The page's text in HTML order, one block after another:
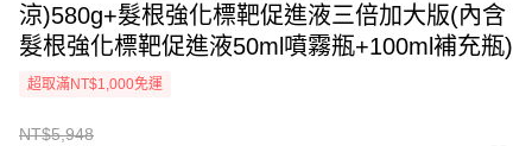
涼)580g+髮根強化標靶促進液三倍加大版(內含
髮根強化標靶促進液50ml噴霧瓶+100ml補充瓶)
超取滿NT$1,000免運
NT$5,948